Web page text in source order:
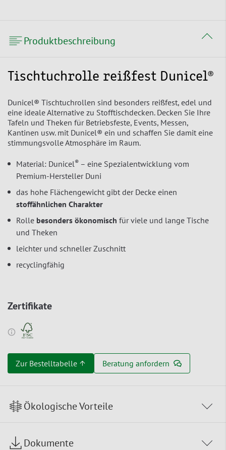
Produktbeschreibung
Tischtuchrolle reißfest Dunicel®
Dunicel® Tischtuchrollen sind besonders reißfest, edel und
eine ideale Alternative zu Stofftischdecken. Decken Sie Ihre
Tafeln und Theken für Betriebsfeste, Events, Messen,
Kantinen usw. mit Dunicel® ein und schaffen Sie damit eine
stimmungsvolle Atmosphäre im Raum.
Material: Dunicel ® – eine Spezialentwicklung vom
Premium-Hersteller Duni
das hohe Flächengewicht gibt der Decke einen
stoffähnlichen Charakter
Rolle besonders ökonomisch für viele und lange Tische
und Theken
leichter und schneller Zuschnitt
recyclingfähig
Zertifikate
Zur Bestelltabelle ↑ Beratung anfordern
Ökologische Vorteile
Dokumente